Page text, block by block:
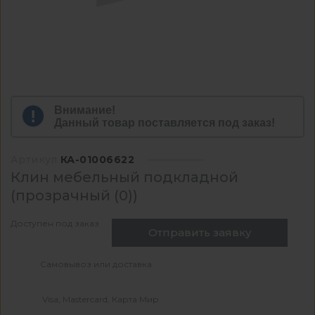
Внимание!
Данный товар поставляется под заказ!
КА-01006622
Клин мебельный подкладной
(прозрачный (0))
Доступен под заказ
Отправить заявку
Самовывоз или доставка
Visa, Mastercard, Карта Мир